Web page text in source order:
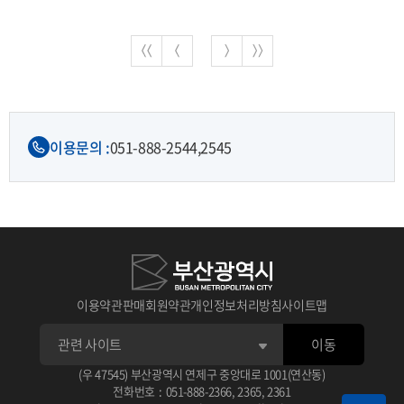
이용문의 :051-888-2544,2545
이용약관판매회원약관개인정보처리방침사이트맵
(우 47545) 부산광역시 연제구 중앙대로 1001(연산동)
전화번호 : 051-888-2366, 2365, 2361
이동